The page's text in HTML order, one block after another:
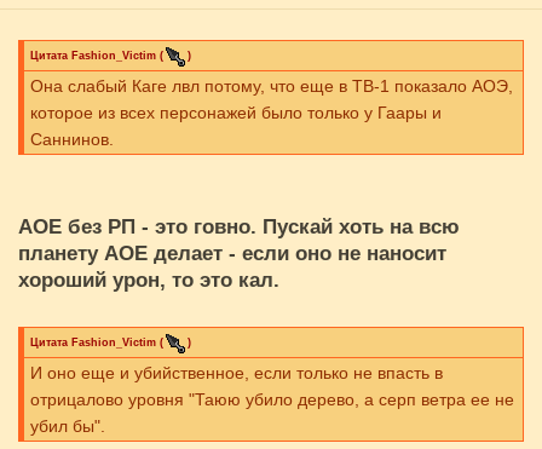
Цитата Fashion_Victim ( )
Она слабый Каге лвл потому, что еще в ТВ-1 показало АОЭ,
которое из всех персонажей было только у Гаары и
Саннинов.
АОЕ без РП - это говно. Пускай хоть на всю
планету АОЕ делает - если оно не наносит
хороший урон, то это кал.
Цитата Fashion_Victim ( )
И оно еще и убийственное, если только не впасть в
отрицалово уровня "Таюю убило дерево, а серп ветра ее не
убил бы".